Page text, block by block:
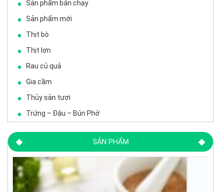
Sản phẩm bán chạy
Sản phẩm mới
Thịt bò
Thịt lợn
Rau củ quả
Gia cầm
Thủy sản tươi
Trứng – Đậu – Bún Phở
SẢN PHẨM